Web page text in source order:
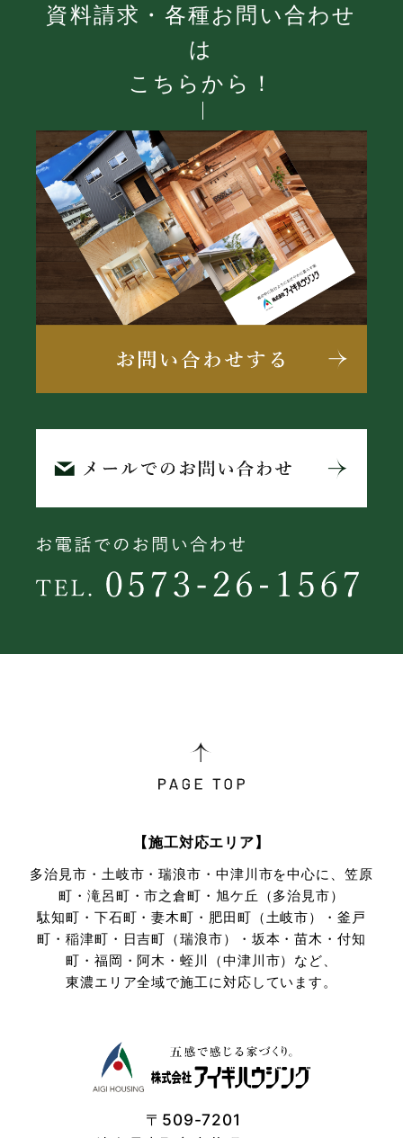
資料請求・各種お問い合わせ
は
こちらから！
【施工対応エリア】
多治見市・土岐市・瑞浪市・中津川市を中心に、笠原
町・滝呂町・市之倉町・旭ケ丘（多治見市）
駄知町・下石町・妻木町・肥田町（土岐市）・釜戸
町・稲津町・日吉町（瑞浪市）・坂本・苗木・付知
町・ 福岡・阿木・蛭川（中津川市）など、
東濃エリア全域で施工に対応しています。
〒509-7201